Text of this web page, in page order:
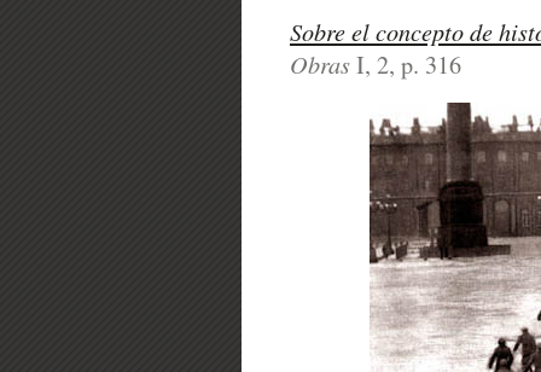
Sobre el concepto de
ObrasI, 2, p. 316